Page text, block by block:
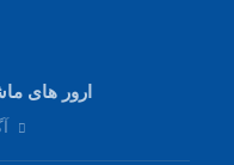
ارور های